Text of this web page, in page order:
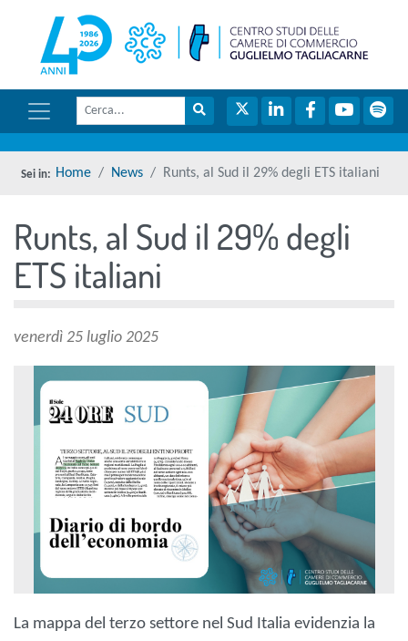
Vai ai contenuti
Menu di navigazione
Cerca
torna al menu di scelta rapida
Menu di navigazione principale
torna al menu di scelta rapida
Cerca nel sito Twitter LinkedIn FacebookYouTube
Home News Runts, al Sud il 29% degli ETS italiani
torna al menu di scelta rapida
Runts, al Sud il 29% degli
ETS italiani
venerdì 25 luglio 2025
La mappa del terzo settore nel Sud Italia evidenzia la